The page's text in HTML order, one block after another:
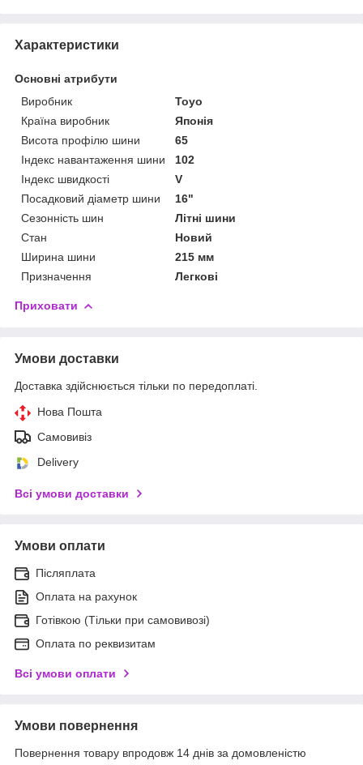
Характеристики
Основні атрибути
Виробник
Toyo
Країна виробник
Японія
Висота профілю шини
65
Індекс навантаження шини
102
Індекс швидкості
V
Посадковий діаметр шини
16"
Сезонність шин
Літні шини
Стан
Новий
Ширина шини
215 мм
Призначення
Легкові
Приховати
Умови доставки
Доставка здійснюється тільки по передоплаті.
Нова Пошта
Самовивіз
Delivery
Всі умови доставки
Умови оплати
Післяплата
Оплата на рахунок
Готівкою (Тільки при самовивозі)
Оплата по реквизитам
Всі умови оплати
Умови повернення
Повернення товару впродовж 14 днів за домовленістю